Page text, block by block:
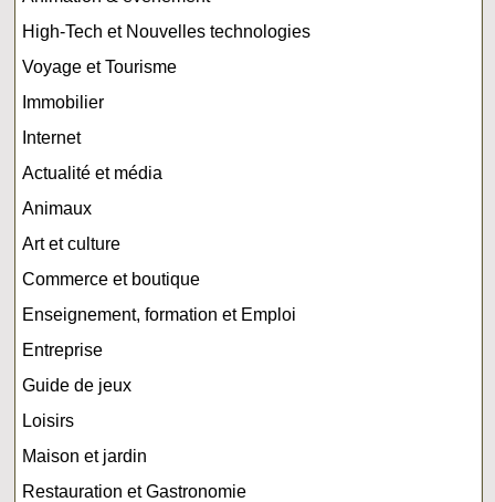
High-Tech et Nouvelles technologies
Voyage et Tourisme
Immobilier
Internet
Actualité et média
Animaux
Art et culture
Commerce et boutique
Enseignement, formation et Emploi
Entreprise
Guide de jeux
Loisirs
Maison et jardin
Restauration et Gastronomie